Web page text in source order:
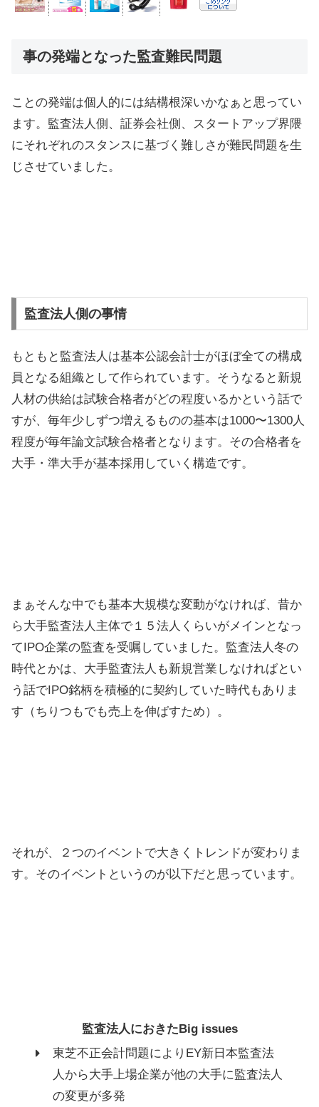
事の発端となった監査難民問題
ことの発端は個人的には結構根深いかなぁと思ってい
ます。監査法人側、証券会社側、スタートアップ界隈
にそれぞれのスタンスに基づく難しさが難民問題を生
じさせていました。
監査法人側の事情
もともと監査法人は基本公認会計士がほぼ全ての構成
員となる組織として作られています。そうなると新規
人材の供給は試験合格者がどの程度いるかという話で
すが、毎年少しずつ増えるものの基本は1000〜1300人
程度が毎年論文試験合格者となります。その合格者を
大手・準大手が基本採用していく構造です。
まぁそんな中でも基本大規模な変動がなければ、昔か
ら大手監査法人主体で１５法人くらいがメインとなっ
てIPO企業の監査を受嘱していました。監査法人冬の
時代とかは、大手監査法人も新規営業しなければとい
う話でIPO銘柄を積極的に契約していた時代もありま
す（ちりつもでも売上を伸ばすため）。
それが、２つのイベントで大きくトレンドが変わりま
す。そのイベントというのが以下だと思っています。
監査法人におきたBig issues
東芝不正会計問題によりEY新日本監査法
人から大手上場企業が他の大手に監査法人
の変更が多発